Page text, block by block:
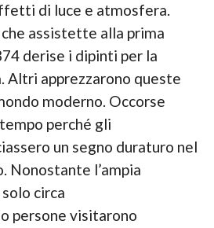
di luce e atmosfera.
assistette alla prima
derise i dipinti per la
Altri apprezzarono queste
moderno. Occorse
perché gli
un segno duraturo nel
Nonostante l’ampia
circa
persone visitarono